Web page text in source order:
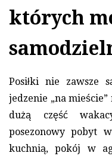
których
Posiłki nie zawsze
jedzenie „na
dużą część
posezonowy pobyt
kuchnią, pokój w